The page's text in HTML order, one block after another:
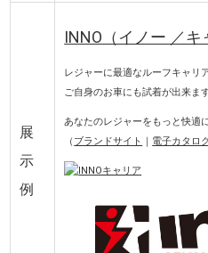
展
示
例
INNO（イノー ／キ
レジャーに最適なルーフキャリ
ご自身のお車にも試着が出来ます
あなたのレジャーをもっと快適
（ ブランドサイト 電子カタロ